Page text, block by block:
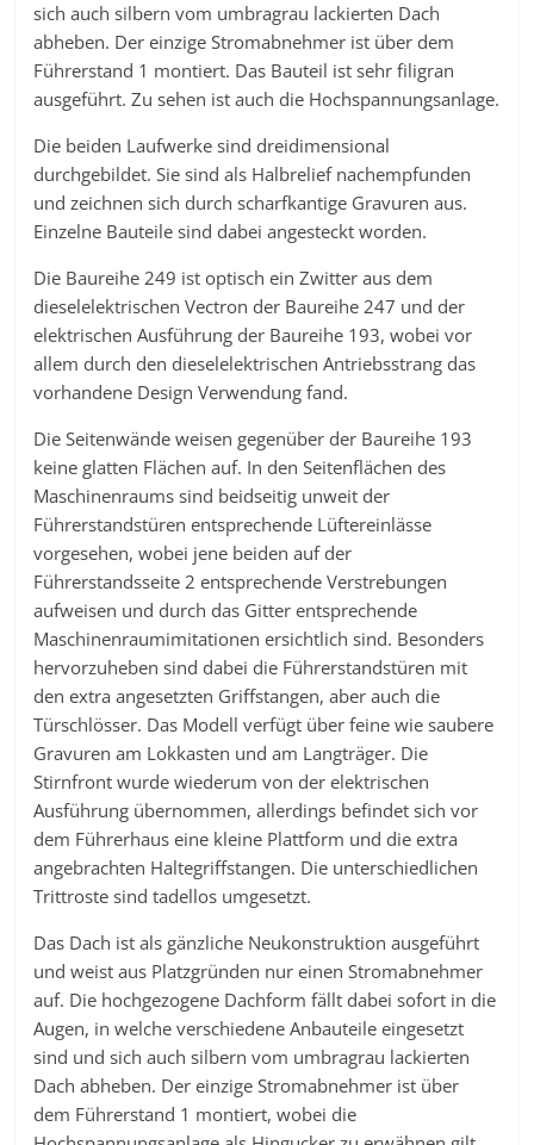
sich auch silbern vom umbragrau lackierten Dach
abheben. Der einzige Stromabnehmer ist über dem
Führerstand 1 montiert. Das Bauteil ist sehr filigran
ausgeführt. Zu sehen ist auch die Hochspannungsanlage.
Die beiden Laufwerke sind dreidimensional
durchgebildet. Sie sind als Halbrelief nachempfunden
und zeichnen sich durch scharfkantige Gravuren aus.
Einzelne Bauteile sind dabei angesteckt worden.
Die Baureihe 249 ist optisch ein Zwitter aus dem
dieselelektrischen Vectron der Baureihe 247 und der
elektrischen Ausführung der Baureihe 193, wobei vor
allem durch den dieselelektrischen Antriebsstrang das
vorhandene Design Verwendung fand.
Die Seitenwände weisen gegenüber der Baureihe 193
keine glatten Flächen auf. In den Seitenflächen des
Maschinenraums sind beidseitig unweit der
Führerstandstüren entsprechende Lüftereinlässe
vorgesehen, wobei jene beiden auf der
Führerstandsseite 2 entsprechende Verstrebungen
aufweisen und durch das Gitter entsprechende
Maschinenraumimitationen ersichtlich sind. Besonders
hervorzuheben sind dabei die Führerstandstüren mit
den extra angesetzten Griffstangen, aber auch die
Türschlösser. Das Modell verfügt über feine wie saubere
Gravuren am Lokkasten und am Langträger. Die
Stirnfront wurde wiederum von der elektrischen
Ausführung übernommen, allerdings befindet sich vor
dem Führerhaus eine kleine Plattform und die extra
angebrachten Haltegriffstangen. Die unterschiedlichen
Trittroste sind tadellos umgesetzt.
Das Dach ist als gänzliche Neukonstruktion ausgeführt
und weist aus Platzgründen nur einen Stromabnehmer
auf. Die hochgezogene Dachform fällt dabei sofort in die
Augen, in welche verschiedene Anbauteile eingesetzt
sind und sich auch silbern vom umbragrau lackierten
Dach abheben. Der einzige Stromabnehmer ist über
dem Führerstand 1 montiert, wobei die